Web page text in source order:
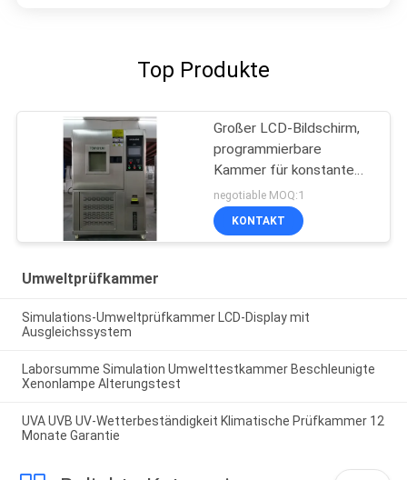
Top Produkte
Großer LCD-Bildschirm,
programmierbare
Kammer für konstante
Temperatur und
Luftfeuchtigkeit
negotiable MOQ:1
KONTAKT
Umweltprüfkammer
Simulations-Umweltprüfkammer LCD-Display mit
Ausgleichssystem
Laborsumme Simulation Umwelttestkammer Beschleunigte
Xenonlampe Alterungstest
UVA UVB UV-Wetterbeständigkeit Klimatische Prüfkammer 12
Monate Garantie